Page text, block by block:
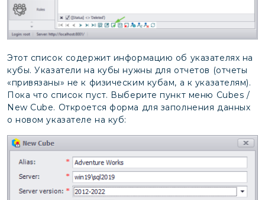
Этот список содержит информацию об указателях на
кубы. Указатели на кубы нужны для отчетов (отчеты
«привязаны» не к физическим кубам, а к указателям).
Пока что список пуст. Выберите пункт меню Cubes /
New Cube. Откроется форма для заполнения данных
о новом указателе на куб: